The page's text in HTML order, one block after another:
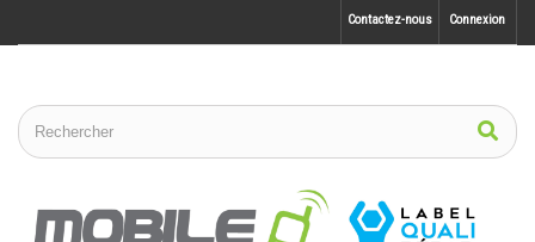
Connexion
Contactez-nous